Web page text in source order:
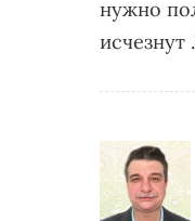
нужно